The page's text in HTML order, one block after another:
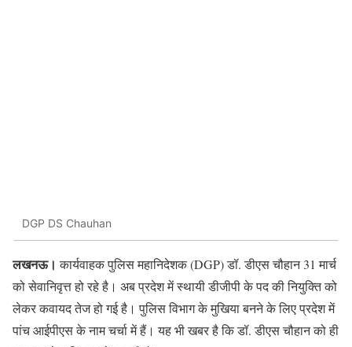
DGP DS Chauhan
लखनऊ। कार्यवाहक पुलिस महानिदेशक (DGP) डॉ. डीएस चौहान 31 मार्च
को सेवानिवृत्त हो रहे है। अब प्रदेश में स्थायी डीजीपी के पद की नियुक्ति को
लेकर कवायद तेज हो गई है। पुलिस विभाग के मुखिया बनने के लिए प्रदेश में
पांच आईपीएस के नाम चर्चा में हैं। यह भी खबर है कि डॉ. डीएस चौहान को ही